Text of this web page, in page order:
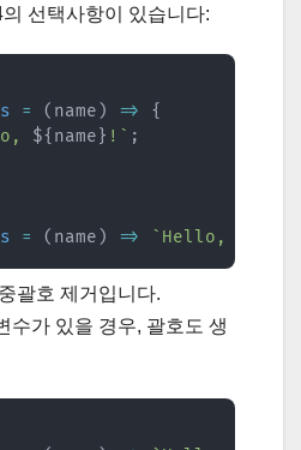
선택사항이 있습니다:
= ( name ) =>
{
${ name } ! ` ;
= ( name ) => ` Hello,
괄호 제거입니다.
수가 있을 경우, 괄호도 생